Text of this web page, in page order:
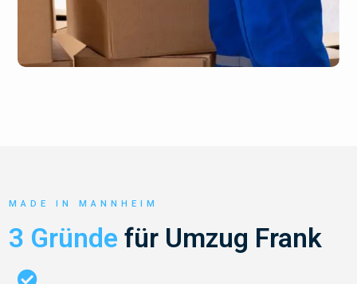
MADE IN MANNHEIM
3 Gründe für Umzug Frank